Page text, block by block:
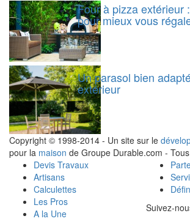
Four à pizza extérieur
pour mieux vous
Un parasol bien
extérieur
Copyright © 1998-2014 - Un site sur le
pour la maison de Groupe Durable.com -
Devis Travaux
Artisans
Calculettes
Les Pros
A la Une
Suivez-